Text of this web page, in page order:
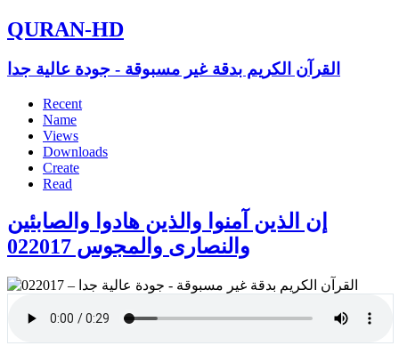
QURAN-HD
القرآن الكريم بدقة غير مسبوقة - جودة عالية جدا
Recent
Name
Views
Downloads
Create
Read
إن الذين آمنوا والذين هادوا والصابئين
والنصارى والمجوس 022017